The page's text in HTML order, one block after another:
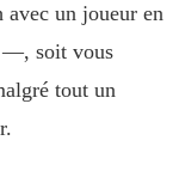
avec un joueur en
—, soit vous
tout un